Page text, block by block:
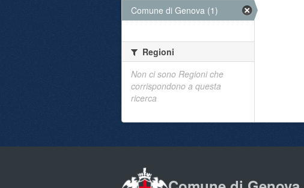
Comune di Genova (1)
Regioni
Non ci sono Regioni che
corrispondono a questa
ricerca